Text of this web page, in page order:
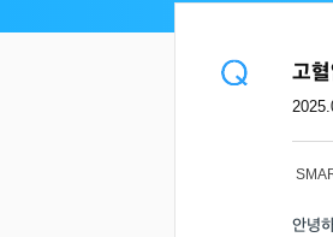
고
안녕